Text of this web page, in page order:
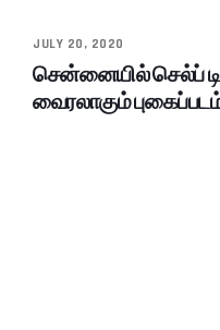
JULY 20, 2020
சென்னையில் செல்ப்
வைரலாகும்